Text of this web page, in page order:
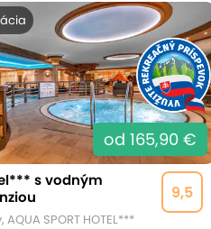
od 165,90 €
9,5
s vodným
AQUA SPORT HOTEL***